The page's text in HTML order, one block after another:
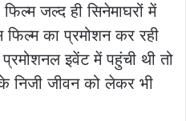
जल्द ही सिनेमाघरों में
का प्रमोशन कर रही
इवेंट में पहुंची थी तो
निजी जीवन को लेकर भी